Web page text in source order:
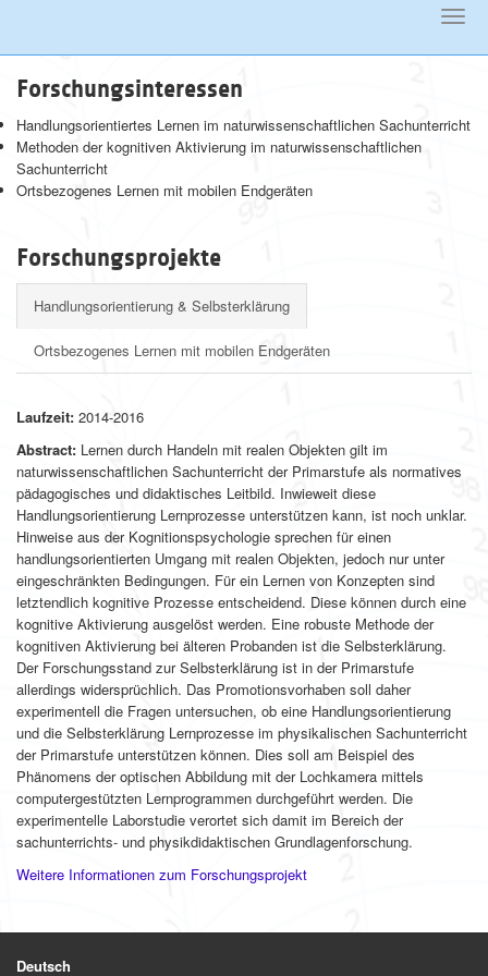
mainForschungsinteressen
Handlungsorientiertes Lernen im naturwissenschaftlichen Sachunterricht
Methoden der kognitiven Aktivierung im naturwissenschaftlichen
Sachunterricht
Ortsbezogenes Lernen mit mobilen Endgeräten
Forschungsprojekte
Handlungsorientierung & Selbsterklärung
Ortsbezogenes Lernen mit mobilen Endgeräten
Laufzeit: 2014-2016
Abstract: Lernen durch Handeln mit realen Objekten gilt im
naturwissenschaftlichen Sachunterricht der Primarstufe als normatives
pädagogisches und didaktisches Leitbild. Inwieweit diese
Handlungsorientierung Lernprozesse unterstützen kann, ist noch unklar.
Hinweise aus der Kognitionspsychologie sprechen für einen
handlungsorientierten Umgang mit realen Objekten, jedoch nur unter
eingeschränkten Bedingungen. Für ein Lernen von Konzepten sind
letztendlich kognitive Prozesse entscheidend. Diese können durch eine
kognitive Aktivierung ausgelöst werden. Eine robuste Methode der
kognitiven Aktivierung bei älteren Probanden ist die Selbsterklärung.
Der Forschungsstand zur Selbsterklärung ist in der Primarstufe
allerdings widersprüchlich. Das Promotionsvorhaben soll daher
experimentell die Fragen untersuchen, ob eine Handlungsorientierung
und die Selbsterklärung Lernprozesse im physikalischen Sachunterricht
der Primarstufe unterstützen können. Dies soll am Beispiel des
Phänomens der optischen Abbildung mit der Lochkamera mittels
computergestützten Lernprogrammen durchgeführt werden. Die
experimentelle Laborstudie verortet sich damit im Bereich der
sachunterrichts- und physikdidaktischen Grundlagenforschung.
Weitere Informationen zum Forschungsprojekt
Deutsch